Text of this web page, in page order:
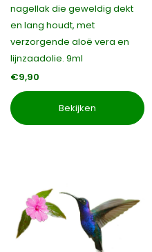
nagellak die geweldig dekt
en lang houdt, met
verzorgende aloë vera en
lijnzaadolie. 9ml
€9,90
Bekijken